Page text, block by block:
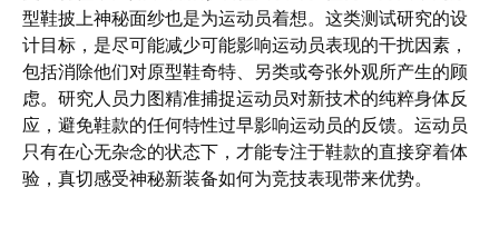
型鞋披上神秘面纱也是为运动员着想。这类测试研究的设
计目标，是尽可能减少可能影响运动员表现的干扰因素，
包括消除他们对原型鞋奇特、另类或夸张外观所产生的顾
虑。研究人员力图精准捕捉运动员对新技术的纯粹身体反
应，避免鞋款的任何特性过早影响运动员的反馈。运动员
只有在心无杂念的状态下，才能专注于鞋款的直接穿着体
验，真切感受神秘新装备如何为竞技表现带来优势。